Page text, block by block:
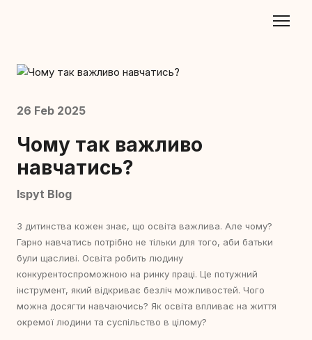
26 Feb 2025
Чому так важливо
навчатись?
Ispyt Blog
З дитинства кожен знає, що освіта важлива. Але чому?
Гарно навчатись потрібно не тільки для того, аби батьки
були щасливі. Освіта робить людину
конкурентоспроможною на ринку праці. Це потужний
інструмент, який відкриває безліч можливостей. Чого
можна досягти навчаючись? Як освіта впливає на життя
окремої людини та суспільство в цілому?